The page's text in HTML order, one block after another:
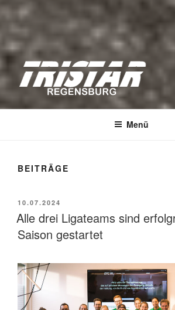
TRISTAR
Triathleten der Stadt Regensburg e.V.
Menü
BEITRÄGE
VERÖFFENTLICHT
AM
10.07.2024
Alle drei Ligateams sind
Saison gestartet